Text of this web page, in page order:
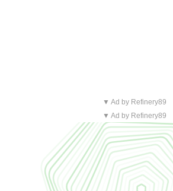
▼ Ad by Refinery89
▼ Ad by Refinery89